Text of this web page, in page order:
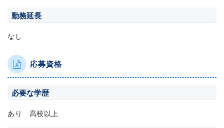
勤務延長
なし
応募資格
必要な学歴
あり 高校以上